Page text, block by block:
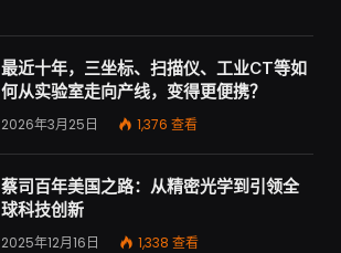
最近十年，三坐标、扫描仪、工业CT等如
何从实验室走向产线，变得更便携？
2026年3月25日 1,376 查看
蔡司百年美国之路：从精密光学到引领全
球科技创新
2025年12月16日 1,338 查看